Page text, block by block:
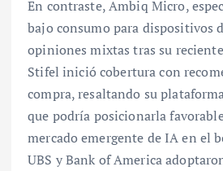
En contraste, Ambiq Micro,
bajo consumo para dispositivos
opiniones mixtas tras su
Stifel inició cobertura con
compra, resaltando su
que podría posicionarla
mercado emergente de IA en el
UBS y Bank of America